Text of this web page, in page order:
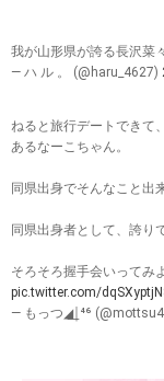
我が山形県が誇る長沢菜
— ハ ル 。 (@haru_4627)
ねると旅行デートできて
あるなーこちゃん。
同県出身でそんなこと出
同県出身者として、誇り
そろそろ握手会いってみ
pic.twitter.com/
— もっつ◢͟￨⁴⁶